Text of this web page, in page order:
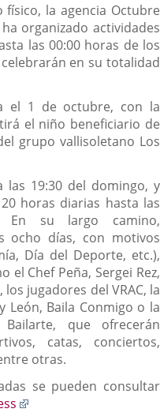
físico, la agencia Octubre
organizado actividades
las 00:00 horas de los
en su totalidad
el 1 de octubre, con la
el niño beneficiario de
grupo vallisoletano Los
las 19:30 del domingo, y
horas diarias hasta las
En su largo camino,
ocho días, con motivos
Día del Deporte, etc.),
el Chef Peña, Sergei Rez,
jugadores del VRAC, la
León, Baila Conmigo o la
que ofrecerán
catas, conciertos,
otras.
se pueden consultar